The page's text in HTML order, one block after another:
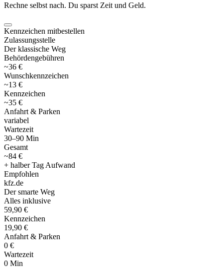
Rechne selbst nach. Du sparst Zeit und Geld.
Kennzeichen mitbestellen
Zulassungsstelle
Der klassische Weg
Behördengebühren
~36 €
Wunschkennzeichen
~13 €
Kennzeichen
~35 €
Anfahrt & Parken
variabel
Wartezeit
30–90 Min
Gesamt
~84 €
+ halber Tag Aufwand
Empfohlen
kfz.de
Der smarte Weg
Alles inklusive
59,90 €
Kennzeichen
19,90 €
Anfahrt & Parken
0 €
Wartezeit
0 Min